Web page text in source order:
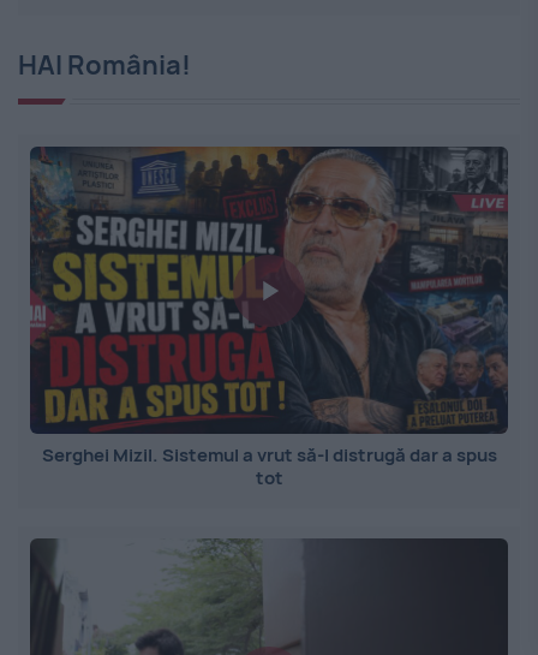
HAI România!
Serghei Mizil. Sistemul a vrut să-l distrugă dar a spus
tot